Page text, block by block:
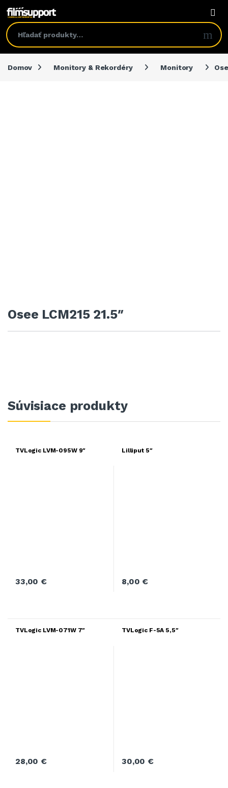
Domov Monitory & Rekordéry Monitory
Osee LCM215 21.5″
Súvisiace produkty
TVLogic LVM-095W 9″
33,00€
Lilliput 5″
8,00€
TVLogic LVM-071W 7″
28,00€
TVLogic F-5A 5,5″
30,00€